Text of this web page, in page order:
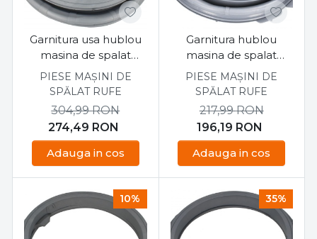
Garnitura usa hublou
masina de spalat
Samsung
WW90T734DBX/S7
PIESE MAȘINI DE
SPĂLAT RUFE
274,49 RON
304,99RON
Adauga in cos
Garnitura hublou
masina de spalat
Samsung
WF60F4E0W2W/LE
PIESE MAȘINI DE
SPĂLAT RUFE
196,19 RON
217,99RON
Adauga in cos
10% 35%